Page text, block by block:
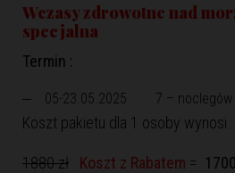
Wczasy zdrowotne nad
specjalna
Termin :
05-23.05.2025 7 – noclegów
Koszt pakietu dla 1 osoby wynosi :
1880 zł Koszt z Rabatem =